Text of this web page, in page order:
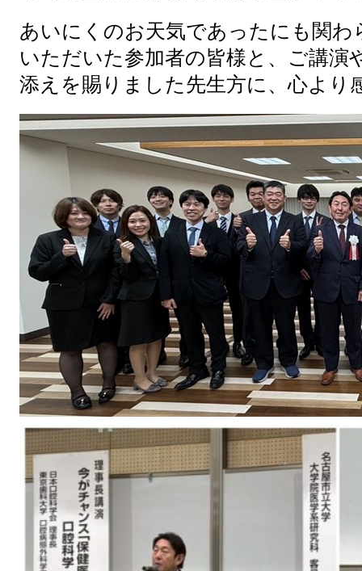
あいにくのお天気であったにも関わ
いただいた参加者の皆様と、ご講演
添えを賜りました先生方に、心より